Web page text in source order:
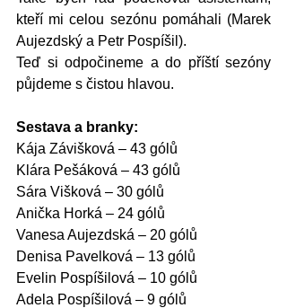
kteří mi celou sezónu pomáhali (Marek
Aujezdský a Petr Pospíšil).
Teď si odpočineme a do příští sezóny
půjdeme s čistou hlavou.
Sestava a branky:
Kája Závišková – 43 gólů
Klára Pešáková – 43 gólů
Sára Višková – 30 gólů
Anička Horká – 24 gólů
Vanesa Aujezdská – 20 gólů
Denisa Pavelková – 13 gólů
Evelin Pospíšilová – 10 gólů
Adela Pospíšilová – 9 gólů